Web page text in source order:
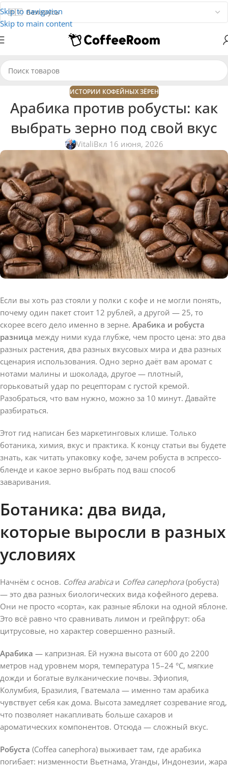
Skip to navigation
Skip to main content
ИСТОРИИ КОФЕЙНЫХ ЗЁРЕН
Арабика против робусты: как
выбрать зерно под свой вкус
VitaliВкл 16 июня, 2026
Если вы хоть раз стояли у полки с кофе и не могли понять,
почему один пакет стоит 12 рублей, а другой — 25, то
скорее всего дело именно в зерне. Арабика и робуста
разница между ними куда глубже, чем просто цена: это два
разных растения, два разных вкусовых мира и два разных
сценария использования. Одно зерно даёт вам аромат с
нотами малины и шоколада, другое — плотный,
горьковатый удар по рецепторам с густой кремой.
Разобраться, что вам нужно, можно за 10 минут. Давайте
разбираться.
Этот гид написан без маркетинговых клише. Только
ботаника, химия, вкус и практика. К концу статьи вы будете
знать, как читать упаковку кофе, зачем робуста в эспрессо-
бленде и какое зерно выбрать под ваш способ
заваривания.
Ботаника: два вида,
которые выросли в разных
условиях
Начнём с основ. Coffea arabicaи Coffea canephora(робуста)
— это два разных биологических вида кофейного дерева.
Они не просто «сорта», как разные яблоки на одной яблоне.
Это всё равно что сравнивать лимон и грейпфрут: оба
цитрусовые, но характер совершенно разный.
Арабика — капризная. Ей нужна высота от 600 до 2200
метров над уровнем моря, температура 15–24 °C, мягкие
дожди и богатые вулканические почвы. Эфиопия,
Колумбия, Бразилия, Гватемала — именно там арабика
чувствует себя как дома. Высота замедляет созревание ягод,
что позволяет накапливать больше сахаров и
ароматических компонентов. Отсюда — сложный вкус.
Робуста (Coffea canephora) выживает там, где арабика
погибает: низменности Вьетнама, Уганды, Индонезии, жара